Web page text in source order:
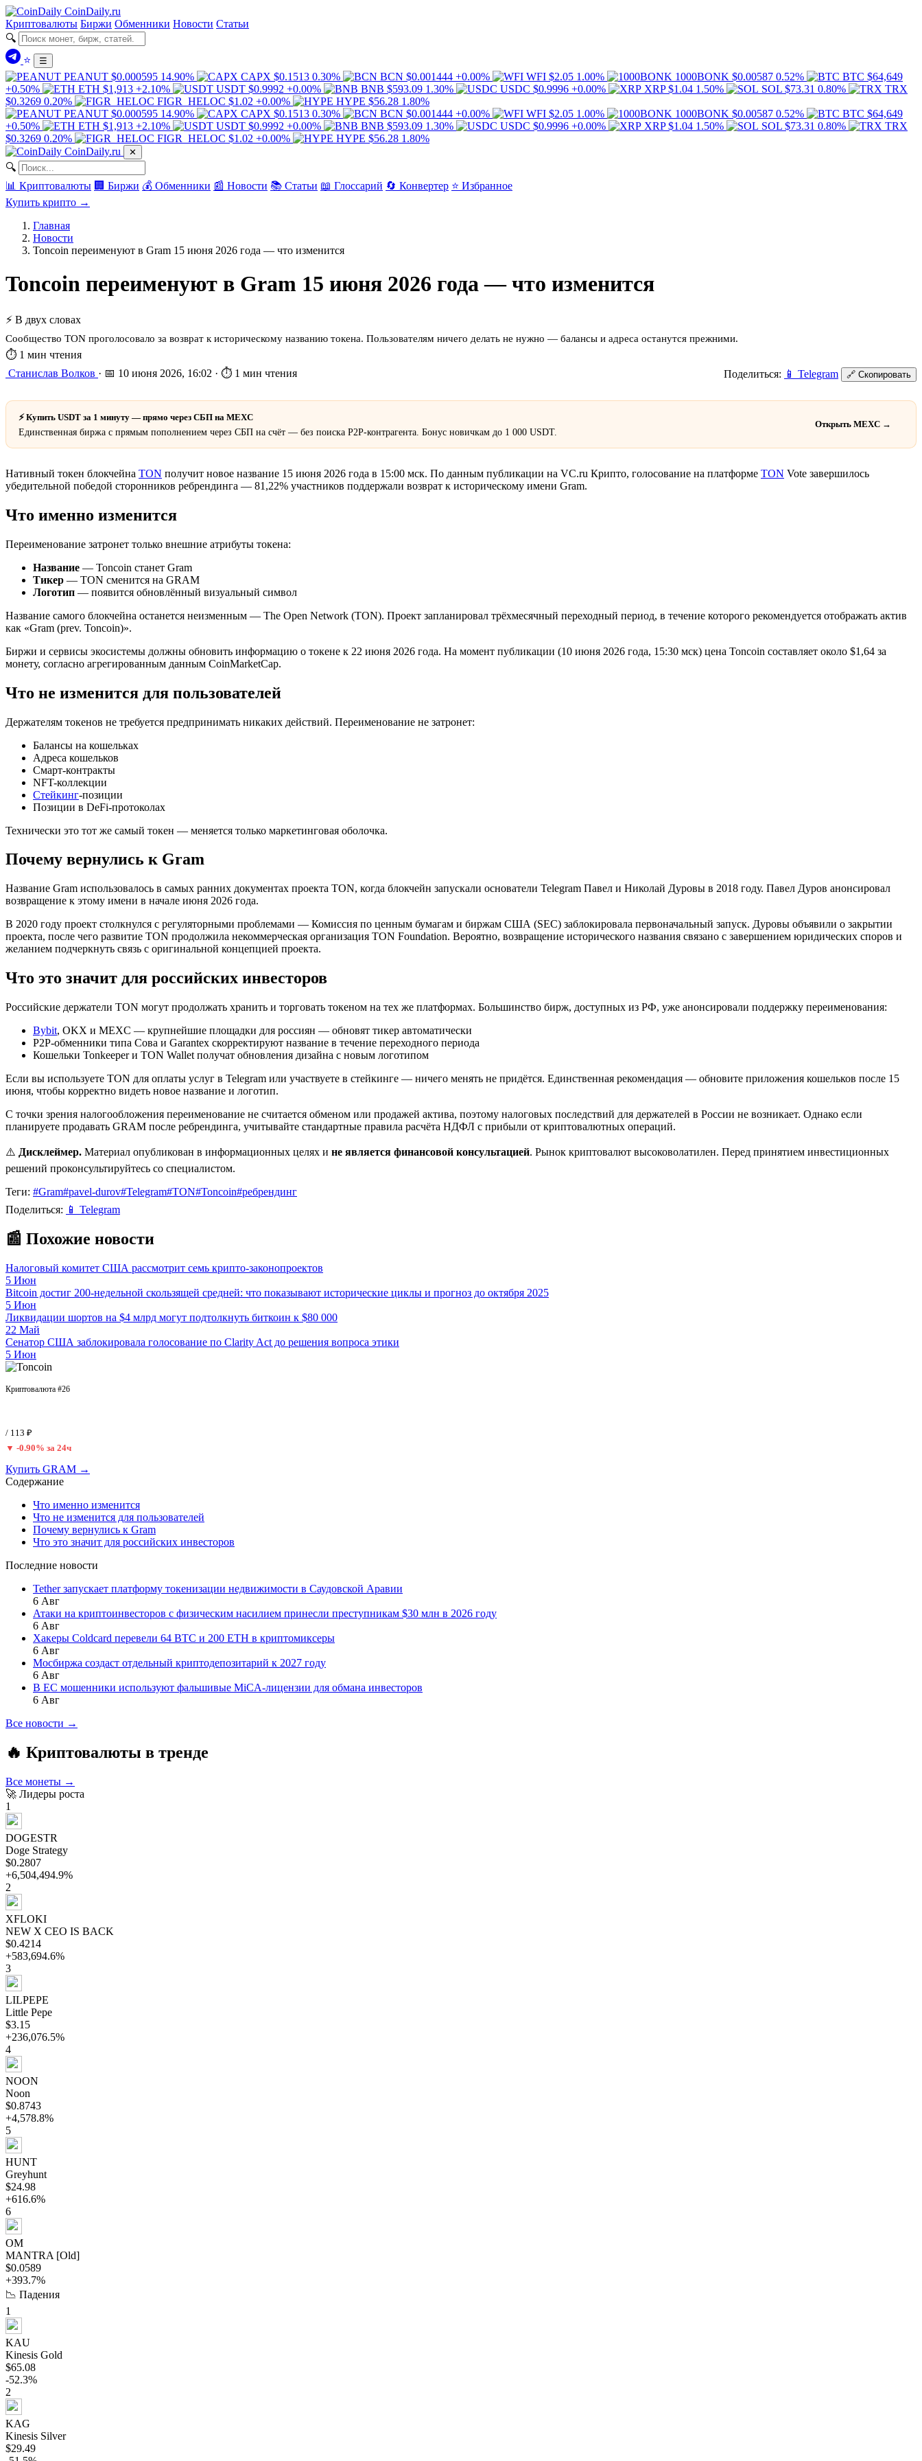
CoinDaily.ru
Криптовалюты Биржи Обменники Новости Статьи
🔍
⭐
☰
PEANUT $0.000595 14.90% CAPX $0.1513 0.30% BCN $0.001444 +0.00% WFI $2.05 1.00% 1000BONK $0.00587 0.52% BTC $64,649
+0.50%
ETH $1,913 +2.10% USDT $0.9992 +0.00% BNB $593.09 1.30% USDC $0.9996 +0.00% XRP $1.04 1.50% SOL $73.31 0.80%
TRX
$0.3269 0.20% FIGR_HELOC $1.02 +0.00% HYPE $56.28 1.80%
PEANUT $0.000595 14.90% CAPX $0.1513 0.30% BCN $0.001444 +0.00% WFI $2.05 1.00% 1000BONK $0.00587 0.52% BTC $64,649
+0.50%
ETH $1,913 +2.10% USDT $0.9992 +0.00% BNB $593.09 1.30% USDC $0.9996 +0.00% XRP $1.04 1.50% SOL $73.31 0.80%
TRX
$0.3269 0.20% FIGR_HELOC $1.02 +0.00% HYPE $56.28 1.80%
CoinDaily.ru ✕
🔍
📊 Криптовалюты 🏢 Биржи 💰 Обменники 📰 Новости 📚 Статьи 📖 Глоссарий 🔄 Конвертер ⭐ Избранное
Купить крипто →
Главная
Новости
Toncoin переименуют в Gram 15 июня 2026 года — что изменится
Toncoin переименуют в Gram 15 июня 2026 года — что изменится
⚡ В двух словах
Сообщество TON проголосовало за возврат к историческому названию токена. Пользователям ничего делать не нужно — балансы и адреса останутся прежними.
⏱ 1 мин чтения
Станислав Волков · 📅 10 июня 2026, 16:02 · ⏱ 1 мин чтения Поделиться: 📱 Telegram 🔗 Скопировать
⚡ Купить USDT за 1 минуту — прямо через СБП на MEXC
Единственная биржа с прямым пополнением через СБП на счёт — без поиска P2P-контрагента. Бонус новичкам до 1 000 USDT.
Открыть MEXC →
Нативный токен блокчейна TON получит новое название 15 июня 2026 года в 15:00 мск. По данным публикации на VC.ru Крипто, голосование на платформе TON Vote завершилось
убедительной победой сторонников ребрендинга — 81,22% участников поддержали возврат к историческому имени Gram.
Что именно изменится
Переименование затронет только внешние атрибуты токена:
Название — Toncoin станет Gram
Тикер — TON сменится на GRAM
Логотип — появится обновлённый визуальный символ
Название самого блокчейна останется неизменным — The Open Network (TON). Проект запланировал трёхмесячный переходный период, в течение которого рекомендуется отображать актив
как «Gram (prev. Toncoin)».
Биржи и сервисы экосистемы должны обновить информацию о токене к 22 июня 2026 года. На момент публикации (10 июня 2026 года, 15:30 мск) цена Toncoin составляет около $1,64 за
монету, согласно агрегированным данным CoinMarketCap.
Что не изменится для пользователей
Держателям токенов не требуется предпринимать никаких действий. Переименование не затронет:
Балансы на кошельках
Адреса кошельков
Смарт-контракты
NFT-коллекции
Стейкинг-позиции
Позиции в DeFi-протоколах
Технически это тот же самый токен — меняется только маркетинговая оболочка.
Почему вернулись к Gram
Название Gram использовалось в самых ранних документах проекта TON, когда блокчейн запускали основатели Telegram Павел и Николай Дуровы в 2018 году. Павел Дуров анонсировал
возвращение к этому имени в начале июня 2026 года.
В 2020 году проект столкнулся с регуляторными проблемами — Комиссия по ценным бумагам и биржам США (SEC) заблокировала первоначальный запуск. Дуровы объявили о закрытии
проекта, после чего развитие TON продолжила некоммерческая организация TON Foundation. Вероятно, возвращение исторического названия связано с завершением юридических споров и
желанием подчеркнуть связь с оригинальной концепцией проекта.
Что это значит для российских инвесторов
Российские держатели TON могут продолжать хранить и торговать токеном на тех же платформах. Большинство бирж, доступных из РФ, уже анонсировали поддержку переименования:
Bybit, OKX и MEXC — крупнейшие площадки для россиян — обновят тикер автоматически
P2P-обменники типа Сова и Garantex скорректируют название в течение переходного периода
Кошельки Tonkeeper и TON Wallet получат обновления дизайна с новым логотипом
Если вы используете TON для оплаты услуг в Telegram или участвуете в стейкинге — ничего менять не придётся. Единственная рекомендация — обновите приложения кошельков после 15
июня, чтобы корректно видеть новое название и логотип.
С точки зрения налогообложения переименование не считается обменом или продажей актива, поэтому налоговых последствий для держателей в России не возникает. Однако если
планируете продавать GRAM после ребрендинга, учитывайте стандартные правила расчёта НДФЛ с прибыли от криптовалютных операций.
⚠️ Дисклеймер. Материал опубликован в информационных целях и не является финансовой консультацией. Рынок криптовалют высоковолатилен. Перед принятием инвестиционных
решений проконсультируйтесь со специалистом.
Теги: #Gram#pavel-durov#Telegram#TON#Toncoin#ребрендинг
Поделиться: 📱 Telegram
📰 Похожие новости
Налоговый комитет США рассмотрит семь крипто-законопроектов
5 Июн
Bitcoin достиг 200-недельной скользящей средней: что показывают исторические циклы и прогноз до октября 2025
5 Июн
Ликвидации шортов на $4 млрд могут подтолкнуть биткоин к $80 000
22 Май
Сенатор США заблокировала голосование по Clarity Act до решения вопроса этики
5 Июн
Криптовалюта #26
/ 113 ₽
▼ -0.90% за 24ч
Купить GRAM →
Содержание
Что именно изменится
Что не изменится для пользователей
Почему вернулись к Gram
Что это значит для российских инвесторов
Последние новости
Tether запускает платформу токенизации недвижимости в Саудовской Аравии
6 Авг
Атаки на криптоинвесторов с физическим насилием принесли преступникам $30 млн в 2026 году
6 Авг
Хакеры Coldcard перевели 64 BTC и 200 ETH в криптомиксеры
6 Авг
Мосбиржа создаст отдельный криптодепозитарий к 2027 году
6 Авг
В ЕС мошенники используют фальшивые MiCA-лицензии для обмана инвесторов
6 Авг
Все новости →
🔥 Криптовалюты в тренде
Все монеты →
🚀 Лидеры роста
1
DOGESTR
Doge Strategy
$0.2807
+6,504,494.9%
2
XFLOKI
NEW X CEO IS BACK
$0.4214
+583,694.6%
3
LILPEPE
Little Pepe
$3.15
+236,076.5%
4
NOON
Noon
$0.8743
+4,578.8%
5
HUNT
Greyhunt
$24.98
+616.6%
6
OM
MANTRA [Old]
$0.0589
+393.7%
📉 Падения
1
KAU
Kinesis Gold
$65.08
-52.3%
2
KAG
Kinesis Silver
$29.49